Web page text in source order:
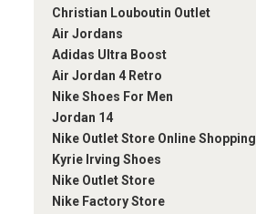
Christian Louboutin Outlet
Air Jordans
Adidas Ultra Boost
Air Jordan 4 Retro
Nike Shoes For Men
Jordan 14
Nike Outlet Store Online Shopping
Kyrie Irving Shoes
Nike Outlet Store
Nike Factory Store